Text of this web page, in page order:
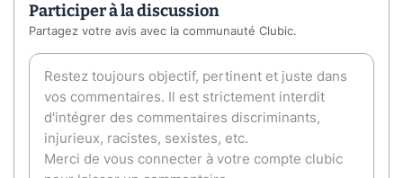
Participer à la discussion
Partagez votre avis avec la communauté Clubic.